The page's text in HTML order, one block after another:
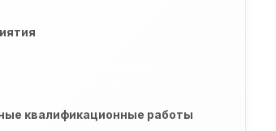
квалификационные работы